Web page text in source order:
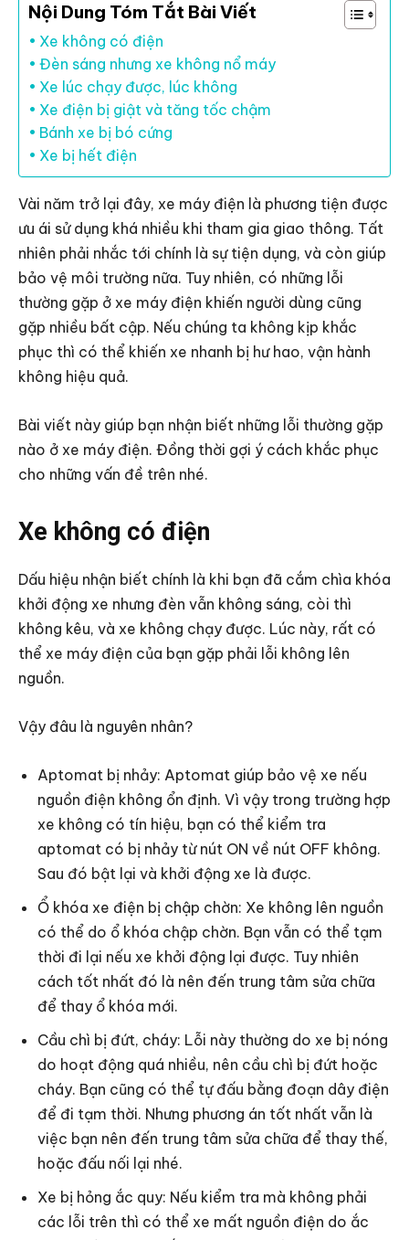
Nội Dung Tóm Tắt Bài Viết
Xe không có điện
Đèn sáng nhưng xe không nổ máy
Xe lúc chạy được, lúc không
Xe điện bị giật và tăng tốc chậm
Bánh xe bị bó cứng
Xe bị hết điện
Vài năm trở lại đây, xe máy điện là phương tiện được
ưu ái sử dụng khá nhiều khi tham gia giao thông. Tất
nhiên phải nhắc tới chính là sự tiện dụng, và còn giúp
bảo vệ môi trường nữa. Tuy nhiên, có những lỗi
thường gặp ở xe máy điện khiến người dùng cũng
gặp nhiều bất cập. Nếu chúng ta không kịp khắc
phục thì có thể khiến xe nhanh bị hư hao, vận hành
không hiệu quả.
Bài viết này giúp bạn nhận biết những lỗi thường gặp
nào ở xe máy điện. Đồng thời gợi ý cách khắc phục
cho những vấn đề trên nhé.
Xe không có điện
Dấu hiệu nhận biết chính là khi bạn đã cắm chìa khóa
khởi động xe nhưng đèn vẫn không sáng, còi thì
không kêu, và xe không chạy được. Lúc này, rất có
thể xe máy điện của bạn gặp phải lỗi không lên
nguồn.
Vậy đâu là nguyên nhân?
Aptomat bị nhảy: Aptomat giúp bảo vệ xe nếu
nguồn điện không ổn định. Vì vậy trong trường hợp
xe không có tín hiệu, bạn có thể kiểm tra
aptomat có bị nhảy từ nút ON về nút OFF không.
Sau đó bật lại và khởi động xe là được.
Ổ khóa xe điện bị chập chờn: Xe không lên nguồn
có thể do ổ khóa chập chờn. Bạn vẫn có thể tạm
thời đi lại nếu xe khởi động lại được. Tuy nhiên
cách tốt nhất đó là nên đến trung tâm sửa chữa
để thay ổ khóa mới.
Cầu chì bị đứt, cháy: Lỗi này thường do xe bị nóng
do hoạt động quá nhiều, nên cầu chì bị đứt hoặc
cháy. Bạn cũng có thể tự đấu bằng đoạn dây điện
để đi tạm thời. Nhưng phương án tốt nhất vẫn là
việc bạn nên đến trung tâm sửa chữa để thay thế,
hoặc đấu nối lại nhé.
Xe bị hỏng ắc quy: Nếu kiểm tra mà không phải
các lỗi trên thì có thể xe mất nguồn điện do ắc